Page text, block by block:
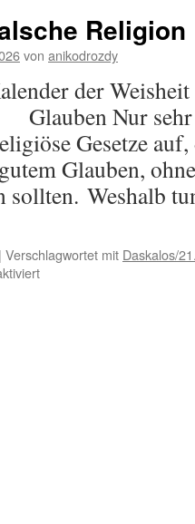
Religion
von anikodrozdy
der Weisheit
Nur sehr
Gesetze auf,
Glauben,
sollten. Weshalb
| Verschlagwortet mit Daskalos/
für